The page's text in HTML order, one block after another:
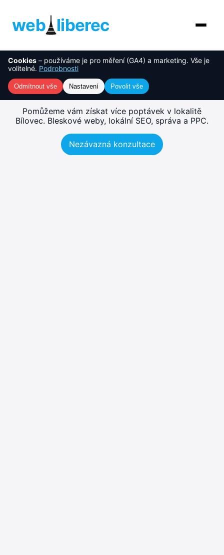
web liberec
O nás
Služby
NOVINKA
AI řešení
Cookies – používáme je pro měření (GA4) a marketing. Vše je
volitelné. Podrobnosti
Odmítnout vše Nastavení Povolit vše
Tvorba webu Bílovec –
rychlé, SEO-ready weby
Pomůžeme vám získat více poptávek v lokalitě
Bílovec. Bleskové weby, lokální SEO, správa a PPC.
Nezávazná konzultace